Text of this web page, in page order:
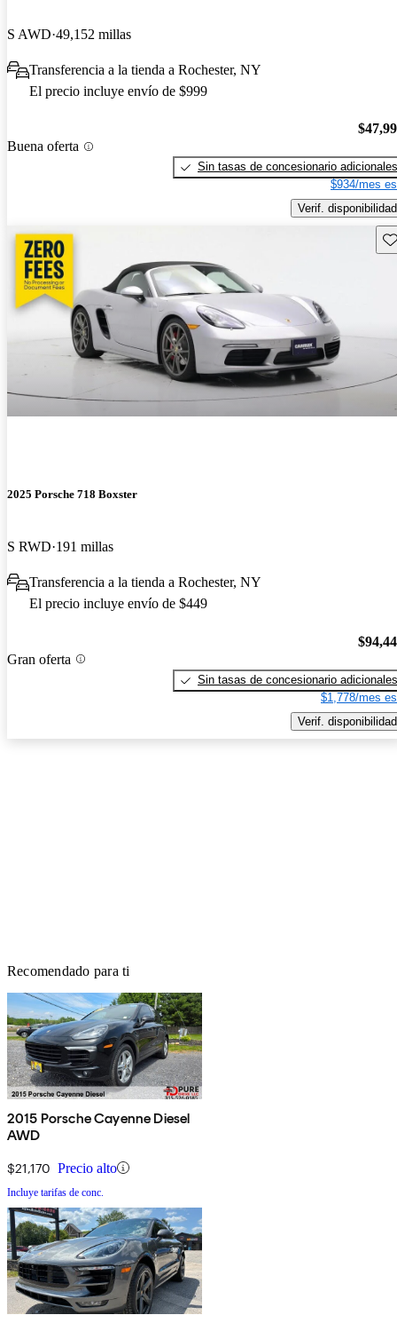
S AWD 49,152 millas
Transferencia a la tienda a Rochester, NY
El precio incluye envío de $999
Buena oferta
Sin tasas de concesionario adicionales
$934/mes
Verif. disponibilidad
2025 Porsche 718 Boxster
S RWD 191 millas
Transferencia a la tienda a Rochester, NY
El precio incluye envío de $449
Gran oferta
Sin tasas de concesionario adicionales
$1,778/mes
Verif. disponibilidad
Recomendado para ti
2015 Porsche Cayenne Diesel
AWD
$21,170 Precio alto
Incluye tarifas de conc.